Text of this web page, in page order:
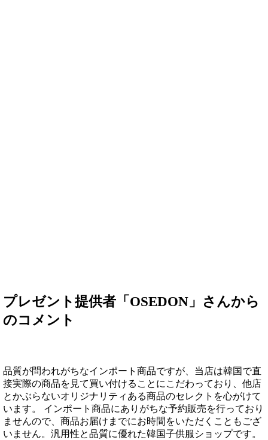
プレゼント提供者「OSEDON」さんから
のコメント
品質が問われがちなインポート商品ですが、当店は韓国で直
接実際の商品を見て買い付けることにこだわっており、他店
とかぶらないオリジナリティある商品のセレクトを心がけて
います。 インポート商品にありがちな予約販売を行っており
ませんので、商品お届けまでにお時間をいただくこともござ
いません。 汎用性と品質に優れた韓国子供服ショップです。